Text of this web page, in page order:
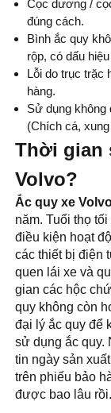
Cọc dương /
đúng cách.
Bình ắc quy
rộp, có dấu
Lỗi do trục trặc
hàng.
Sử dụng
(Chích cá,
Thời gian
Volvo?
Ắc quy xe
năm. Tuổi thọ tối
điều kiện hoạt
các thiết bị điện
quen lái xe và
gian các hộc
quy không còn
đại lý ắc quy để
sử dụng ắc quy.
tin ngày sản
trên phiếu bảo
được bao lâu rồi.